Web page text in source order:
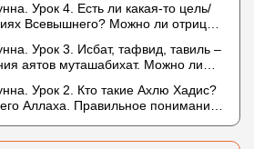
Урок 4. Есть ли какая-то цель/
Всевышнего? Можно ли отрицать
и Сунне? Концепция ибн
Урок 3. Исбат, тафвид, тавиль –
аятов муташабихат. Можно ли
сифата «биля кейфа»
Урок 2. Кто такие Ахлю Хадис?
Аллаха. Правильное понимание